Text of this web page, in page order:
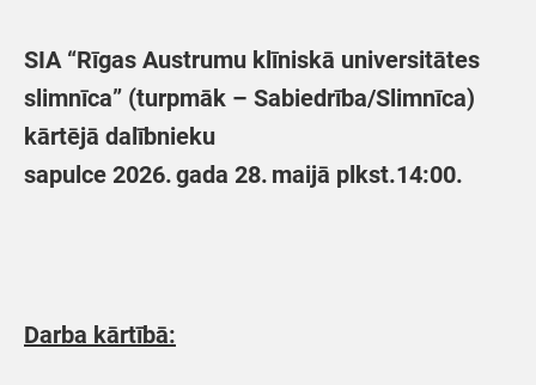
SIA “Rīgas Austrumu klīniskā universitātes
slimnīca” (turpmāk – Sabiedrība/Slimnīca)
kārtējā dalībnieku
sapulce 2026.gada 28. maijā plkst.14:00.
Darba kārtībā: